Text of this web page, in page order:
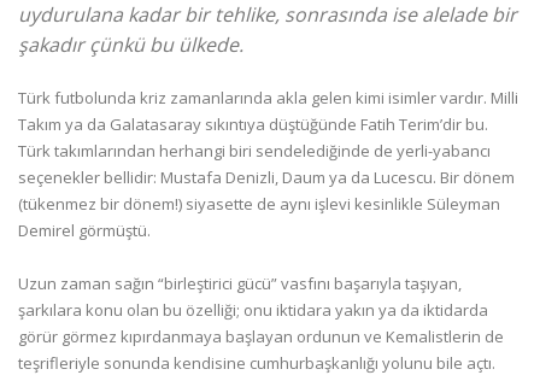
uydurulana kadar bir tehlike, sonrasında ise alelade bir
şakadır çünkü bu ülkede.
Türk futbolunda kriz zamanlarında akla gelen kimi isimler vardır. Milli
Takım ya da Galatasaray sıkıntıya düştüğünde Fatih Terim’dir bu.
Türk takımlarından herhangi biri sendelediğinde de yerli-yabancı
seçenekler bellidir: Mustafa Denizli, Daum ya da Lucescu. Bir dönem
(tükenmez bir dönem!) siyasette de aynı işlevi kesinlikle Süleyman
Demirel görmüştü.
Uzun zaman sağın “birleştirici gücü” vasfını başarıyla taşıyan,
şarkılara konu olan bu özelliği; onu iktidara yakın ya da iktidarda
görür görmez kıpırdanmaya başlayan ordunun ve Kemalistlerin de
teşrifleriyle sonunda kendisine cumhurbaşkanlığı yolunu bile açtı.